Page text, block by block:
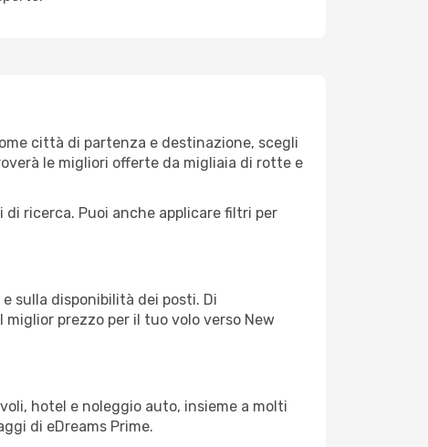
città di partenza e destinazione, scegli
le migliori offerte da migliaia di rotte e
ricerca. Puoi anche applicare filtri per
sulla disponibilità dei posti. Di
prezzo per il tuo volo verso New
hotel e noleggio auto, insieme a molti
di eDreams Prime.